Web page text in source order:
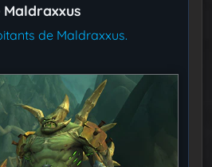
de Maldraxxus.